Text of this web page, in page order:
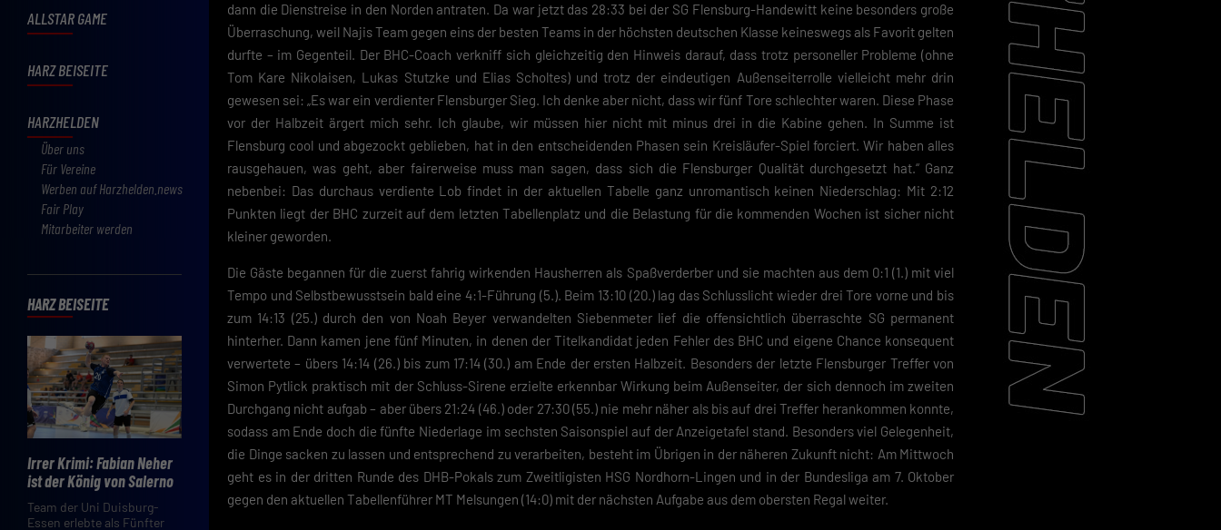
ALLSTAR GAME
HARZ BEISEITE
HARZHELDEN
Über uns
Für Vereine
Werben auf Harzhelden.news
Fair Play
Mitarbeiter werden
HARZ BEISEITE
Irrer Krimi: Fabian Neher
ist der König von Salerno
Team der Uni Duisburg-
Essen erlebte als Fünfter
dann die Dienstreise in den Norden antraten. Da war jetzt das 28:33 bei der SG Flensburg-Handewitt keine besonders große
Überraschung, weil Najis Team gegen eins der besten Teams in der höchsten deutschen Klasse keineswegs als Favorit gelten
durfte – im Gegenteil. Der BHC-Coach verkniff sich gleichzeitig den Hinweis darauf, dass trotz personeller Probleme (ohne
Tom Kare Nikolaisen, Lukas Stutzke und Elias Scholtes) und trotz der eindeutigen Außenseiterrolle vielleicht mehr drin
gewesen sei: „Es war ein verdienter Flensburger Sieg. Ich denke aber nicht, dass wir fünf Tore schlechter waren. Diese Phase
vor der Halbzeit ärgert mich sehr. Ich glaube, wir müssen hier nicht mit minus drei in die Kabine gehen. In Summe ist
Flensburg cool und abgezockt geblieben, hat in den entscheidenden Phasen sein Kreisläufer-Spiel forciert. Wir haben alles
rausgehauen, was geht, aber fairerweise muss man sagen, dass sich die Flensburger Qualität durchgesetzt hat.“ Ganz
nebenbei: Das durchaus verdiente Lob findet in der aktuellen Tabelle ganz unromantisch keinen Niederschlag: Mit 2:12
Punkten liegt der BHC zurzeit auf dem letzten Tabellenplatz und die Belastung für die kommenden Wochen ist sicher nicht
kleiner geworden.
Die Gäste begannen für die zuerst fahrig wirkenden Hausherren als Spaßverderber und sie machten aus dem 0:1 (1.) mit viel
Tempo und Selbstbewusstsein bald eine 4:1-Führung (5.). Beim 13:10 (20.) lag das Schlusslicht wieder drei Tore vorne und bis
zum 14:13 (25.) durch den von Noah Beyer verwandelten Siebenmeter lief die offensichtlich überraschte SG permanent
hinterher. Dann kamen jene fünf Minuten, in denen der Titelkandidat jeden Fehler des BHC und eigene Chance konsequent
verwertete – übers 14:14 (26.) bis zum 17:14 (30.) am Ende der ersten Halbzeit. Besonders der letzte Flensburger Treffer von
Simon Pytlick praktisch mit der Schluss-Sirene erzielte erkennbar Wirkung beim Außenseiter, der sich dennoch im zweiten
Durchgang nicht aufgab – aber übers 21:24 (46.) oder 27:30 (55.) nie mehr näher als bis auf drei Treffer herankommen konnte,
sodass am Ende doch die fünfte Niederlage im sechsten Saisonspiel auf der Anzeigetafel stand. Besonders viel Gelegenheit,
die Dinge sacken zu lassen und entsprechend zu verarbeiten, besteht im Übrigen in der näheren Zukunft nicht: Am Mittwoch
geht es in der dritten Runde des DHB-Pokals zum Zweitligisten HSG Nordhorn-Lingen und in der Bundesliga am 7. Oktober
gegen den aktuellen Tabellenführer MT Melsungen (14:0) mit der nächsten Aufgabe aus dem obersten Regal weiter.